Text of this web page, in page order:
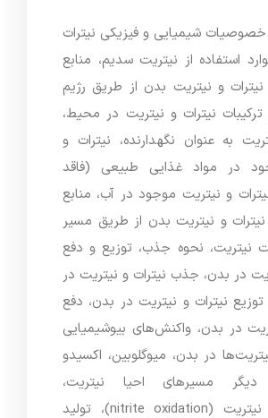
خصوصیات شیمیایی و فیزیکی نیترات
استفاده از نیتریت سدیم، منابع
و نیتریت بدن از طریق رژیم
نیترات و نیتریت در محیط،
به عنوان نگهدارنده، نیترات و
در مواد غذایی طبیعی (فاقد
و نیتریت موجود در آب، منابع
و نیتریت بدن از طریق مسیر
نیتریت، نحوه جذب، توزیع و دفع
در بدن، جذب نیترات و نیتریت در
توزیع نیترات و نیتریت در بدن، دفع
در بدن، واکنش‌های بیوشیمیایی
در بدن، میوگلوبین، اکسیدو
دیگر مسیرهای احیا نیتریت،
اکسیداسیون نیتریت (nitrite oxidation)، تولید